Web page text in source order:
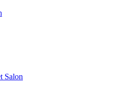
Salon